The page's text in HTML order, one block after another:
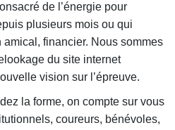
de l’énergie pour
plusieurs mois ou qui
financier. Nous sommes
du site internet
vision sur l’épreuve.
la forme, on compte sur vous
coureurs, bénévoles,